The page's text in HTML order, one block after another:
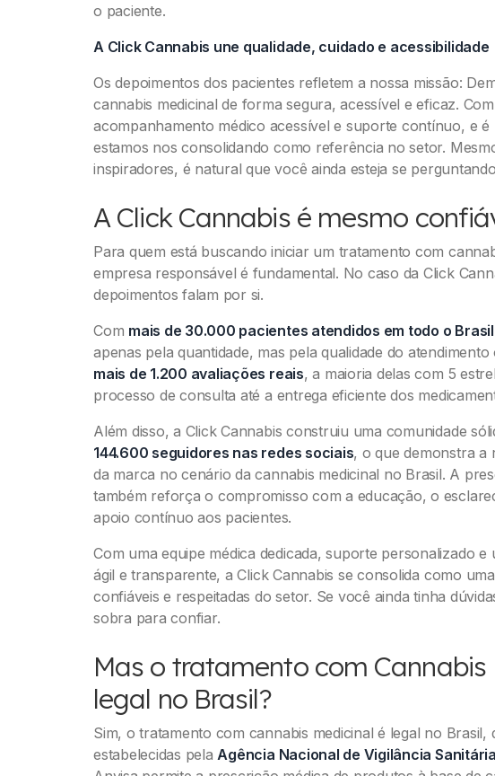
o paciente.
A Click Cannabis une qualidade, cuidado e acessibilidade
Os depoimentos dos pacientes refletem a nossa missão:
cannabis medicinal de forma segura, acessível e eficaz.
acompanhamento médico acessível e suporte contínuo, e
estamos nos consolidando como referência no setor.
inspiradores, é natural que você ainda esteja se
A Click Cannabis é mesmo
Para quem está buscando iniciar um tratamento com
empresa responsável é fundamental. No caso da Click
depoimentos falam por si.
Com mais de 30.000 pacientes atendidos em todo o Brasil
apenas pela quantidade, mas pela qualidade do
mais de 1.200 avaliações reais, a maioria delas com 5
processo de consulta até a entrega eficiente dos
Além disso, a Click Cannabis construiu uma comunidade
144.600 seguidores nas redes sociais, o que demonstra a
da marca no cenário da cannabis medicinal no Brasil. A
também reforça o compromisso com a educação, o
apoio contínuo aos pacientes.
Com uma equipe médica dedicada, suporte personalizado
ágil e transparente, a Click Cannabis se consolida como
confiáveis e respeitadas do setor. Se você ainda tinha
sobra para confiar.
Mas o tratamento com Cannabis
legal no Brasil?
Sim, o tratamento com cannabis medicinal é legal no Brasil,
estabelecidas pela Agência Nacional de Vigilância